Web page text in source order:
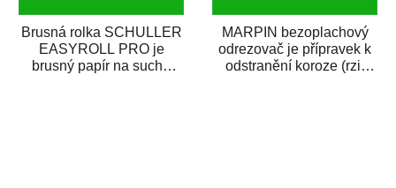
Brusná rolka SCHULLER
EASYROLL PRO je
brusný papír na suché
MARPIN bezoplachový
odrezovač je přípravek k
odstranění koroze (rzi)